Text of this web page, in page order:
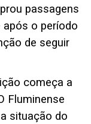
passagens
após o período
de seguir
começa a
Fluminense
situação do